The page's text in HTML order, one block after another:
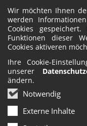
Wir möchten Ihnen
werden
Cookies
Funktionen dieser
Cookies aktiveren
Ihre Cookie-
unserer
ändern.
Notwendig
Externe Inhalte